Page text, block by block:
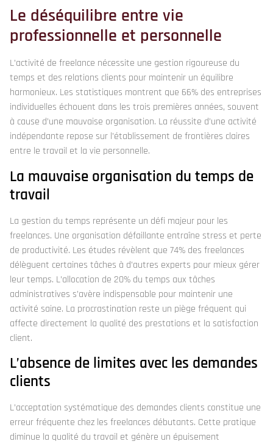
Le déséquilibre entre vie
professionnelle et personnelle
L’activité de freelance nécessite une gestion rigoureuse du
temps et des relations clients pour maintenir un équilibre
harmonieux. Les statistiques montrent que 66% des entreprises
individuelles échouent dans les trois premières années, souvent
à cause d’une mauvaise organisation. La réussite d’une activité
indépendante repose sur l’établissement de frontières claires
entre le travail et la vie personnelle.
La mauvaise organisation du temps de
travail
La gestion du temps représente un défi majeur pour les
freelances. Une organisation défaillante entraîne stress et perte
de productivité. Les études révèlent que 74% des freelances
délèguent certaines tâches à d’autres experts pour mieux gérer
leur temps. L’allocation de 20% du temps aux tâches
administratives s’avère indispensable pour maintenir une
activité saine. La procrastination reste un piège fréquent qui
affecte directement la qualité des prestations et la satisfaction
client.
L’absence de limites avec les demandes
clients
L’acceptation systématique des demandes clients constitue une
erreur fréquente chez les freelances débutants. Cette pratique
diminue la qualité du travail et génère un épuisement